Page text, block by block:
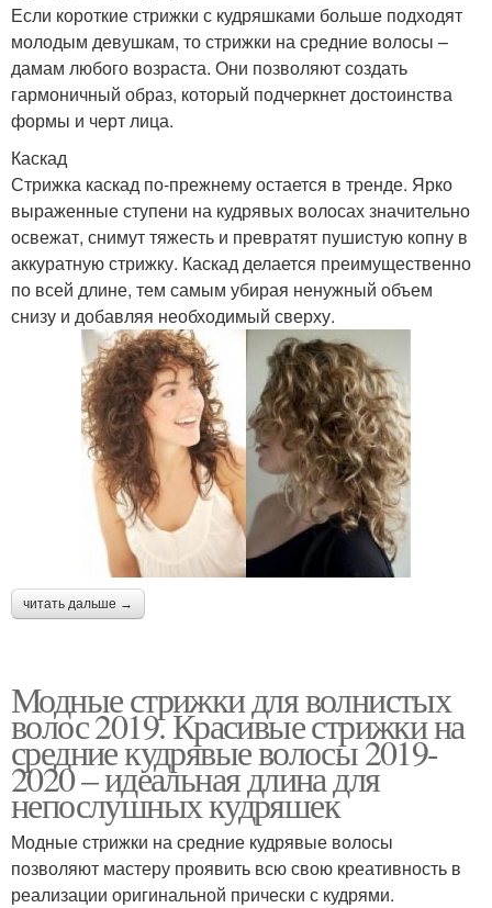
Если короткие стрижки с кудряшками больше подходят
молодым девушкам, то стрижки на средние волосы –
дамам любого возраста. Они позволяют создать
гармоничный образ, который подчеркнет достоинства
формы и черт лица.
Каскад
Стрижка каскад по-прежнему остается в тренде. Ярко
выраженные ступени на кудрявых волосах значительно
освежат, снимут тяжесть и превратят пушистую копну в
аккуратную стрижку. Каскад делается преимущественно
по всей длине, тем самым убирая ненужный объем
снизу и добавляя необходимый сверху.
читать дальше →
Модные стрижки для волнистых
волос 2019. Красивые стрижки на
средние кудрявые волосы 2019-
2020 – идеальная длина для
непослушных кудряшек
Модные стрижки на средние кудрявые волосы
позволяют мастеру проявить всю свою креативность в
реализации оригинальной прически с кудрями.